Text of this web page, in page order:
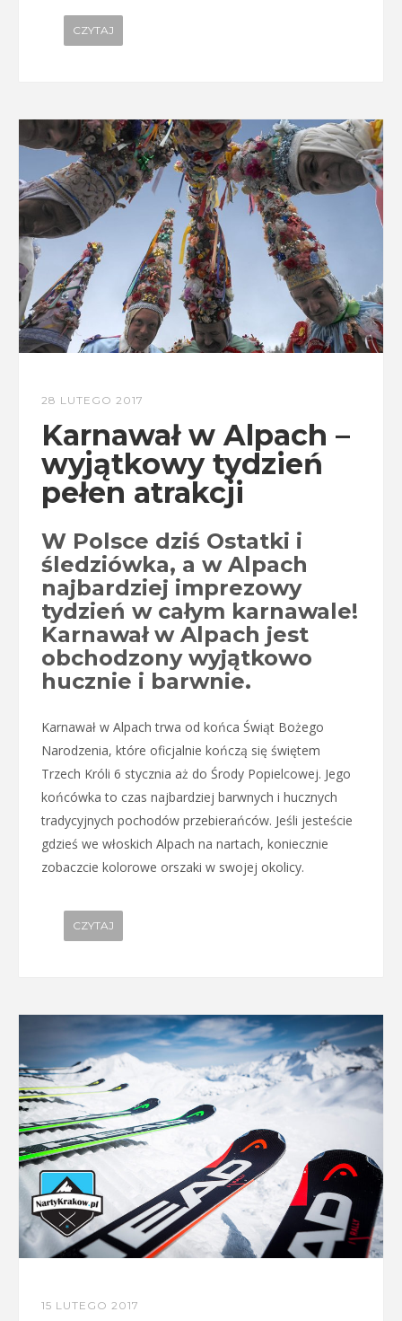
CZYTAJ
28 LUTEGO 2017
Karnawał w Alpach –
wyjątkowy tydzień
pełen atrakcji
W Polsce dziś Ostatki i
śledziówka, a w Alpach
najbardziej imprezowy
tydzień w całym karnawale!
Karnawał w Alpach jest
obchodzony wyjątkowo
hucznie i barwnie.
Karnawał w Alpach trwa od końca Świąt Bożego
Narodzenia, które oficjalnie kończą się świętem
Trzech Króli 6 stycznia aż do Środy Popielcowej. Jego
końcówka to czas najbardziej barwnych i hucznych
tradycyjnych pochodów przebierańców. Jeśli jesteście
gdzieś we włoskich Alpach na nartach, koniecznie
zobaczcie kolorowe orszaki w swojej okolicy.
CZYTAJ
15 LUTEGO 2017